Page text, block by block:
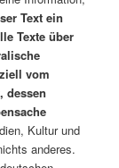
Text ein
Texte über
vom
dessen
Kultur und
anderes.